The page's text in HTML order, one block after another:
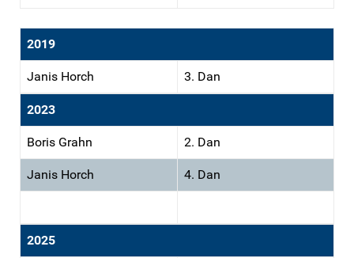
2019
Janis Horch 3. Dan
2023
Boris Grahn 2. Dan
Janis Horch 4. Dan
2025